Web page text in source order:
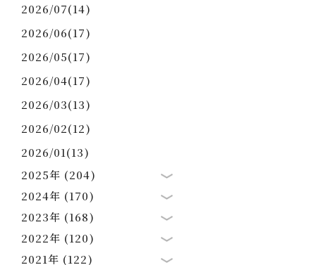
2026/07(14)
2026/06(17)
2026/05(17)
2026/04(17)
2026/03(13)
2026/02(12)
2026/01(13)
2025年 (204)
2024年 (170)
2023年 (168)
2022年 (120)
2021年 (122)